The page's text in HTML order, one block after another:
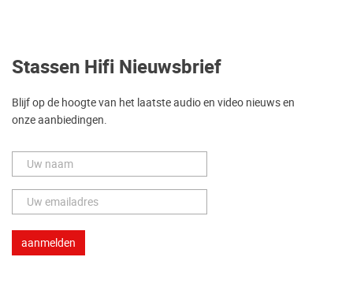
Stassen Hifi Nieuwsbrief
Blijf op de hoogte van het laatste audio en video nieuws en
onze aanbiedingen.